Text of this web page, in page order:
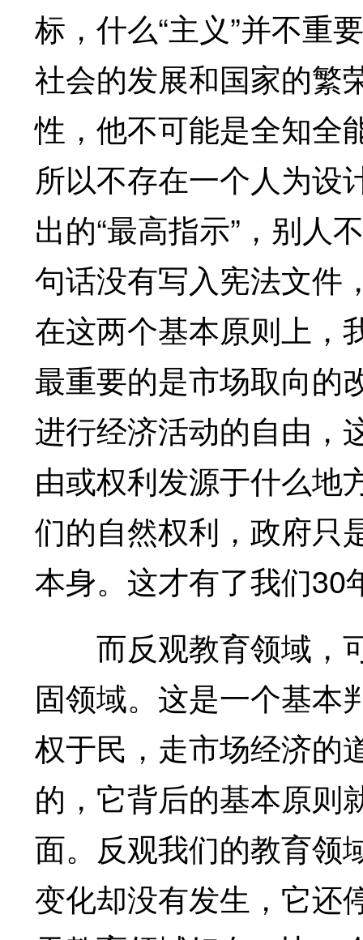
标，什么“主义”并不重
社会的发展和国家的繁
性，他不可能是全知全
所以不存在一个人为设
出的“最高指示”，别人
句话没有写入宪法文件
在这两个基本原则上，
最重要的是市场取向的
进行经济活动的自由，
由或权利发源于什么地
们的自然权利，政府只
本身。这才有了我们30
而反观教育领域，
固领域。这是一个基本
权于民，走市场经济的
的，它背后的基本原则
面。反观我们的教育领
变化却没有发生，它还